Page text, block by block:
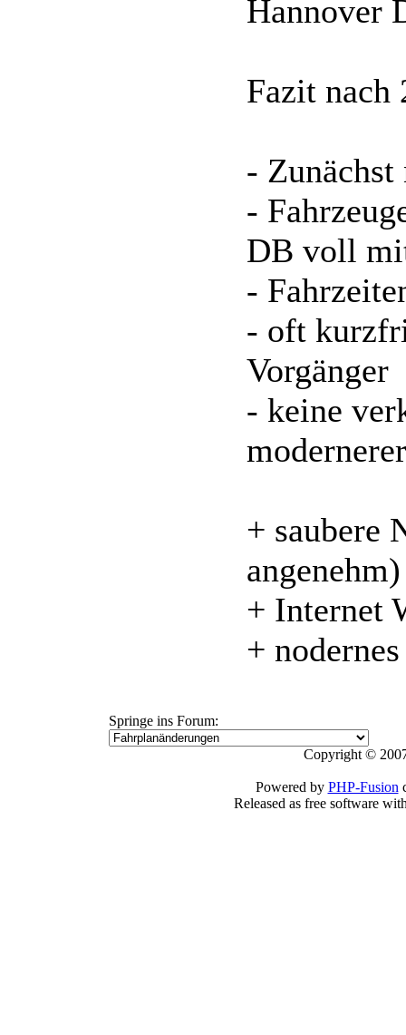
Hannover
Fazit nach
-
-
DB voll
-
- oft
Vorgänger
- keine
+ saubere
angenehm)
+ Internet
+
Springe ins Forum:
Copyright ©
Powered by PHP-Fusion
Released as free software